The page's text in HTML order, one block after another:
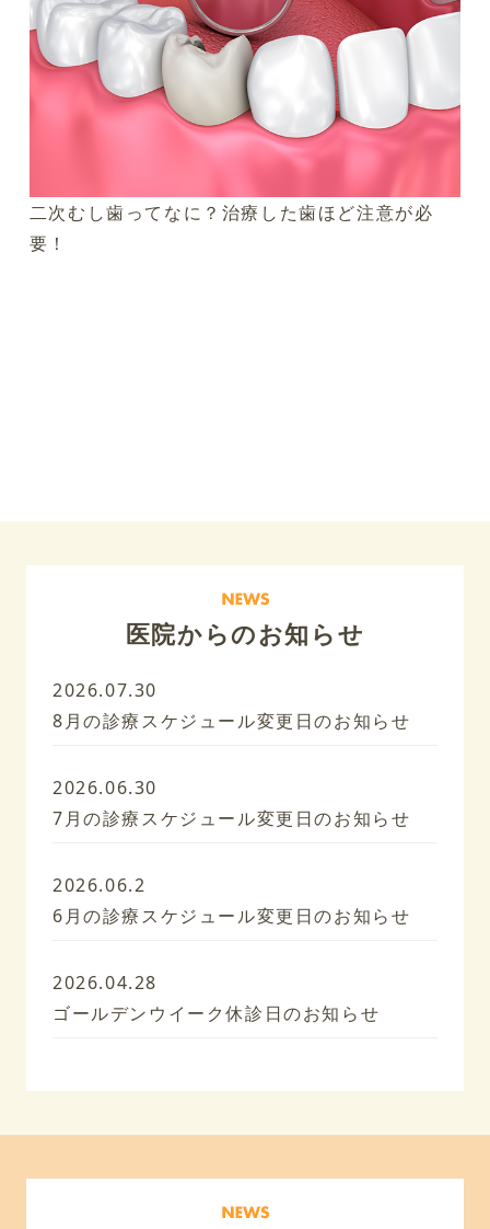
二次むし歯ってなに？治療した歯ほど注意が必
要！
医院からのお知らせ
2026.07.30
8月の診療スケジュール変更日のお知らせ
2026.06.30
7月の診療スケジュール変更日のお知らせ
2026.06.2
6月の診療スケジュール変更日のお知らせ
2026.04.28
ゴールデンウイーク休診日のお知らせ